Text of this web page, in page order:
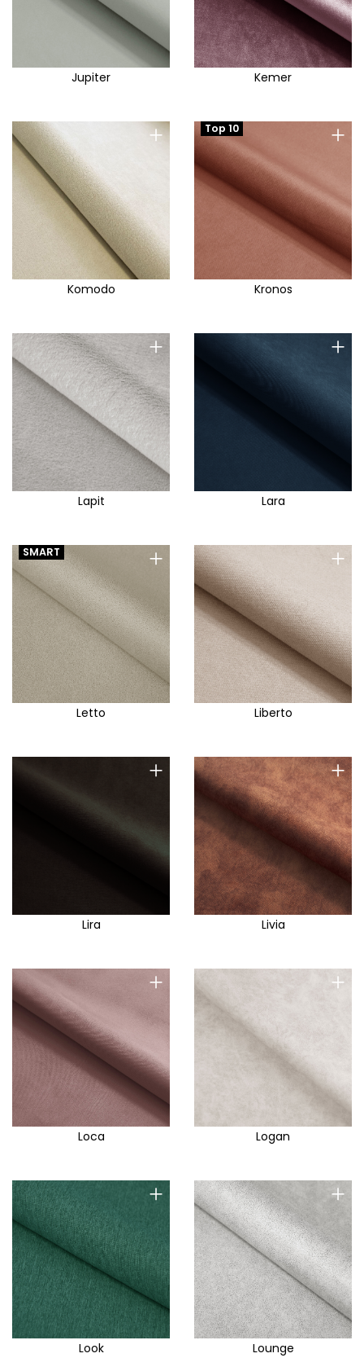
Jupiter Kemer
+
Komodo
+
Top 10
Kronos
+
Lapit
+
Lara
+
SMART
Letto
+
Liberto
+
Lira
+
Livia
+
Loca
+
Logan
+
Look
+
Lounge